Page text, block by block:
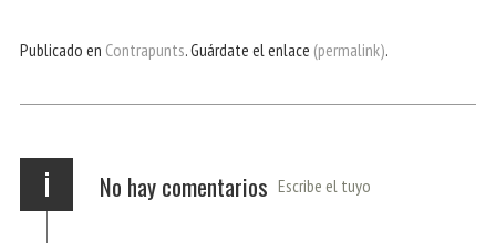
bo er ts
p
gr
m
ail pa
r
Publicado en Contrapunts. Guárdate el enlace (permalink).
i No hay comentarios Escribe el tuyo